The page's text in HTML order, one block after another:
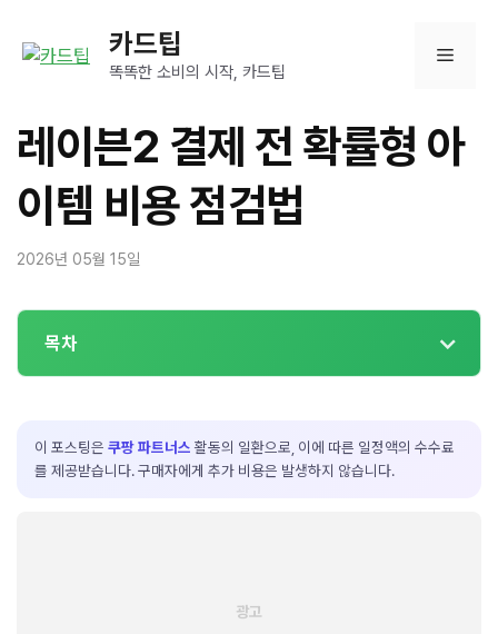
카드팁
똑똑한 소비의 시작, 카드팁
메
뉴
레이븐2 결제 전 확률형 아
이템 비용 점검법
2026년 05월 15일
목차
이 포스팅은 쿠팡 파트너스 활동의 일환으로, 이에 따른 일정액의 수수료
를 제공받습니다. 구매자에게 추가 비용은 발생하지 않습니다.